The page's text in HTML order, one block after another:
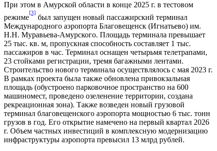
При этом в Амурской области в конце 2025 г. в тестовом
режиме
[3]
был запущен новый пассажирский терминал
Международного аэропорта Благовещенск (Игнатьево) им.
Н.Н. Муравьева-Амурского. Площадь терминала превышает
25 тыс. кв. м, пропускная способность составляет 1 тыс.
пассажиров в час. Терминал оснащен четырьмя телетрапами,
23 стойками регистрации, тремя багажными лентами.
Строительство нового терминала осуществлялось с мая 2023 г.
В рамках проекта была также обновлена привокзальная
площадь (обустроено парковочное пространство на 600
машиномест, проведено озеленение территории, создана
рекреационная зона). Также возведен новый грузовой
терминал благовещенского аэропорта мощностью 6 тыс. тонн
грузов в год. Его открытие намечено на первый квартал 2026
г. Объем частных инвестиций в комплексную модернизацию
инфраструктуры аэропорта превысил 13 млрд рублей.